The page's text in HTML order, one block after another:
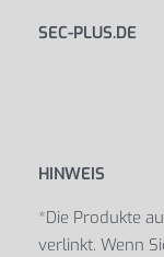
SEC-PLUS.DE
HINWEIS
*Die Produkte
verlinkt. Wenn